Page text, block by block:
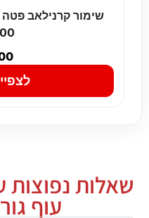
שימור קרנילאב פטה
400
שאלות נפוצות
עוף גור 150 גרם